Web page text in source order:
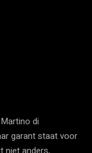
di
garant staat voor